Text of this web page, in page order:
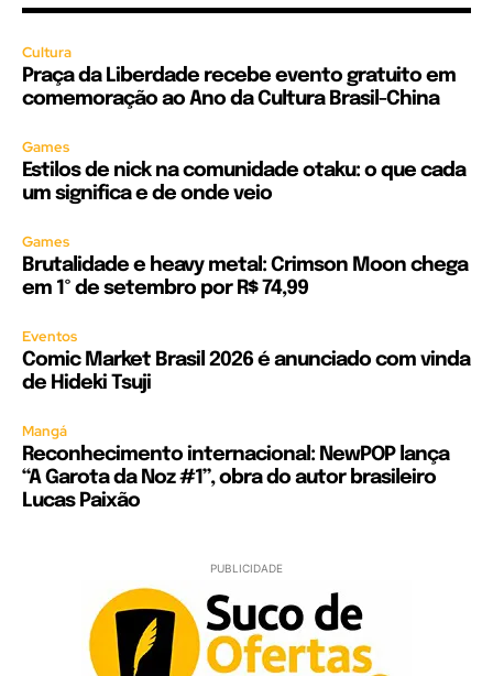
Cultura
Praça da Liberdade recebe evento gratuito em
comemoração ao Ano da Cultura Brasil-China
Games
Estilos de nick na comunidade otaku: o que cada
um significa e de onde veio
Games
Brutalidade e heavy metal: Crimson Moon chega
em 1º de setembro por R$ 74,99
Eventos
Comic Market Brasil 2026 é anunciado com vinda
de Hideki Tsuji
Mangá
Reconhecimento internacional: NewPOP lança
“A Garota da Noz #1”, obra do autor brasileiro
Lucas Paixão
PUBLICIDADE